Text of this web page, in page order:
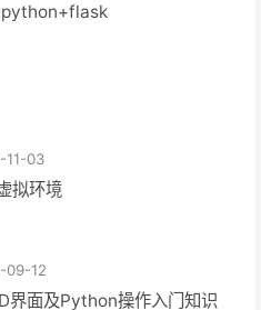
11-03
拟环境
09-12
界面及Python操作入门知识